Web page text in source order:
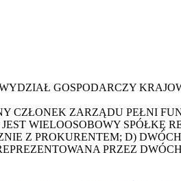
GOSPODARCZY
CZŁONEK ZARZĄDU PEŁNI
WIELOOSOBOWY SPÓŁKĘ
Z PROKURENTEM; D)
PRZEZ